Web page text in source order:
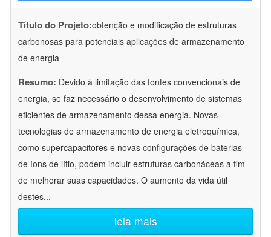
Título do Projeto:obtenção e modificação de estruturas
carbonosas para potenciais aplicações de armazenamento
de energia
Resumo: Devido à limitação das fontes convencionais de
energia, se faz necessário o desenvolvimento de sistemas
eficientes de armazenamento dessa energia. Novas
tecnologias de armazenamento de energia eletroquímica,
como supercapacitores e novas configurações de baterias
de íons de lítio, podem incluir estruturas carbonáceas a fim
de melhorar suas capacidades. O aumento da vida útil
destes...
leia mais